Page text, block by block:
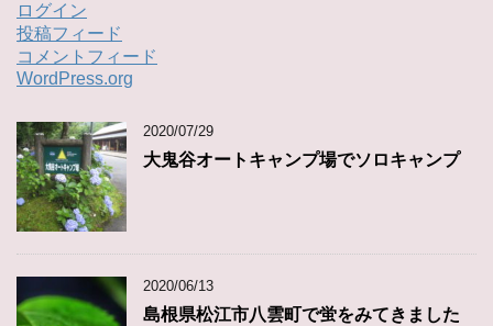
ログイン
投稿フィード
コメントフィード
WordPress.org
2020/07/29
大鬼谷オートキャンプ場でソロキャンプ
2020/06/13
島根県松江市八雲町で蛍をみてきました